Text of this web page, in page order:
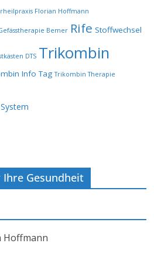
Florian Hoffmann
Bemer Rife Stoffwechsel
DTS Trikombin
Info Tag Trikombin Therapie
Gesundheit
Hoffmann